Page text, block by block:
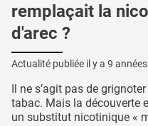
remplaçait la
d'arec ?
Actualité publiée il y a 9
Il ne s’agit pas de
tabac. Mais la découverte
un substitut nicotinique «